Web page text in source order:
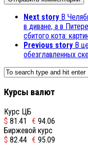
Next story В
в диване, а в
сбитого кота:
Previous story В
обезглавленных
Курсы валют
Курс ЦБ
$ 81.41 € 94.06
Биржевой курс
$ 82.44 € 95.09